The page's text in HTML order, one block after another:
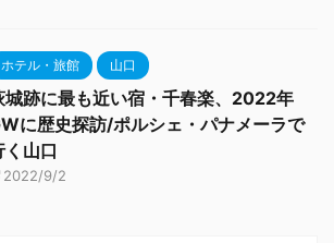
ホテル・旅館 山口
城跡に最も近い宿・千春楽、2022年
に歴史探訪/ポルシェ・パナメーラで
く山口
2022/9/2